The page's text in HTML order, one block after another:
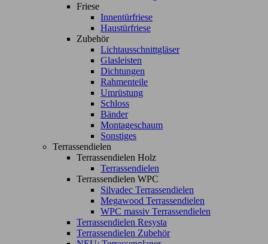
Friese
Innentürfriese
Haustürfriese
Zubehör
Lichtausschnittgläser
Glasleisten
Dichtungen
Rahmenteile
Umrüstung
Schloss
Bänder
Montageschaum
Sonstiges
Terrassendielen
Terrassendielen Holz
Terrassendielen
Terrassendielen WPC
Silvadec Terrassendielen
Megawood Terrassendielen
WPC massiv Terrassendielen
Terrassendielen Resysta
Terrassendielen Zubehör